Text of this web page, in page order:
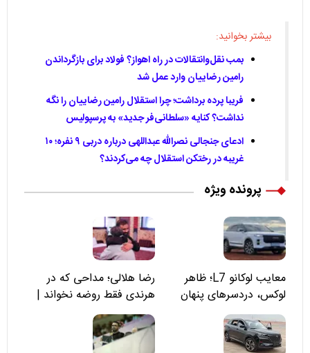
بیشتر بخوانید:
بمب نقل‌وانتقالات در راه اهواز؟ فولاد برای بازگرداندن
رامین رضاییان وارد عمل شد
فریبا پرده برداشت؛ چرا استقلال رامین رضاییان را نگه
نداشت؟ کنایه «سلطانی‌فر جدید» به پرسپولیس
ادعای جنجالی نصرالله عبداللهی درباره دربی ۹ نفره؛ ۱۰
غریبه در رختکن استقلال چه می‌کردند؟
پرونده ویژه
معایب لوکانو L7؛ ظاهر
لوکس، دردسرهای پنهان
رضا هلالی؛ مداحی که در
هرندی فقط روضه نخواند |
مسئولان «تکیه‌گاه آقا مرتضی
علی(ع)» را جدی‌تر ببینند